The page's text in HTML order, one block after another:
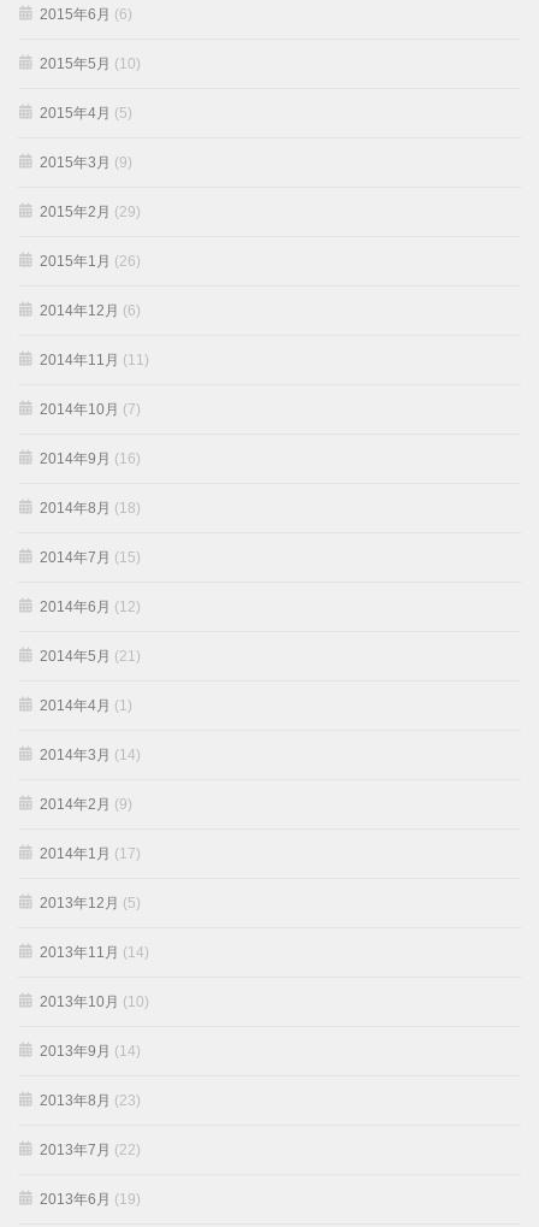
2015年6月 (6)
2015年5月 (10)
2015年4月 (5)
2015年3月 (9)
2015年2月 (29)
2015年1月 (26)
2014年12月 (6)
2014年11月 (11)
2014年10月 (7)
2014年9月 (16)
2014年8月 (18)
2014年7月 (15)
2014年6月 (12)
2014年5月 (21)
2014年4月 (1)
2014年3月 (14)
2014年2月 (9)
2014年1月 (17)
2013年12月 (5)
2013年11月 (14)
2013年10月 (10)
2013年9月 (14)
2013年8月 (23)
2013年7月 (22)
2013年6月 (19)